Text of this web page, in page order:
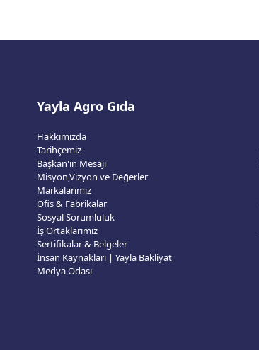
Yayla Agro Gıda
Hakkımızda
Tarihçemiz
Başkan'ın Mesajı
Misyon,Vizyon ve Değerler
Markalarımız
Ofis & Fabrikalar
Sosyal Sorumluluk
İş Ortaklarımız
Sertifikalar & Belgeler
İnsan Kaynakları | Yayla Bakliyat
Medya Odası